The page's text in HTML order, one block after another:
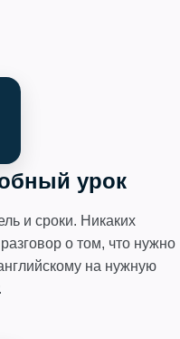
урок
и сроки. Никаких
о том, что нужно
на нужную